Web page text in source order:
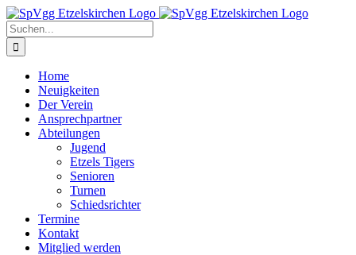
Zum
Inhalt
springen
Suche
nach:
Home
Neuigkeiten
Der Verein
Ansprechpartner
Abteilungen
Jugend
Etzels Tigers
Senioren
Turnen
Schiedsrichter
Termine
Kontakt
Mitglied werden